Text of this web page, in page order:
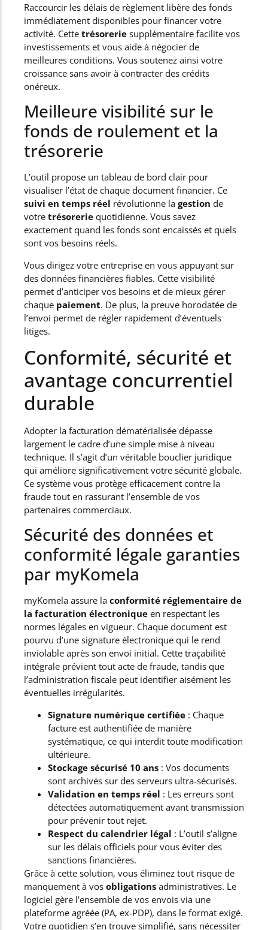
Raccourcir les délais de règlement libère des fonds
immédiatement disponibles pour financer votre
activité. Cette trésorerie supplémentaire facilite vos
investissements et vous aide à négocier de
meilleures conditions. Vous soutenez ainsi votre
croissance sans avoir à contracter des crédits
onéreux.
Meilleure visibilité sur le
fonds de roulement et la
trésorerie
L’outil propose un tableau de bord clair pour
visualiser l’état de chaque document financier. Ce
suivi en temps réel révolutionne la gestion de
votre trésorerie quotidienne. Vous savez
exactement quand les fonds sont encaissés et quels
sont vos besoins réels.
Vous dirigez votre entreprise en vous appuyant sur
des données financières fiables. Cette visibilité
permet d’anticiper vos besoins et de mieux gérer
chaque paiement. De plus, la preuve horodatée de
l’envoi permet de régler rapidement d’éventuels
litiges.
Conformité, sécurité et
avantage concurrentiel
durable
Adopter la facturation dématérialisée dépasse
largement le cadre d’une simple mise à niveau
technique. Il s’agit d’un véritable bouclier juridique
qui améliore significativement votre sécurité globale.
Ce système vous protège efficacement contre la
fraude tout en rassurant l’ensemble de vos
partenaires commerciaux.
Sécurité des données et
conformité légale garanties
par myKomela
myKomela assure la conformité réglementaire de
la facturation électronique en respectant les
normes légales en vigueur. Chaque document est
pourvu d’une signature électronique qui le rend
inviolable après son envoi initial. Cette traçabilité
intégrale prévient tout acte de fraude, tandis que
l’administration fiscale peut identifier aisément les
éventuelles irrégularités.
Signature numérique certifiée : Chaque
facture est authentifiée de manière
systématique, ce qui interdit toute modification
ultérieure.
Stockage sécurisé 10 ans : Vos documents
sont archivés sur des serveurs ultra-sécurisés.
Validation en temps réel : Les erreurs sont
détectées automatiquement avant transmission
pour prévenir tout rejet.
Respect du calendrier légal : L’outil s’aligne
sur les délais officiels pour vous éviter des
sanctions financières.
Grâce à cette solution, vous éliminez tout risque de
manquement à vos obligations administratives. Le
logiciel gère l’ensemble de vos envois via une
plateforme agréée (PA, ex-PDP), dans le format exigé.
Votre quotidien s’en trouve simplifié, sans nécessiter